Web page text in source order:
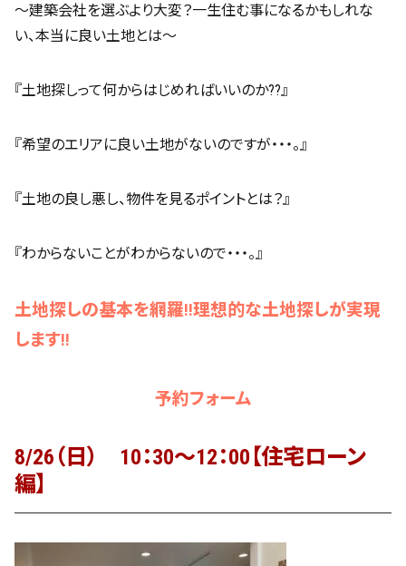
～建築会社を選ぶより大変？一生住む事になるかもしれな
い、本当に良い土地とは～
『土地探しって何からはじめればいいのか??』
『希望のエリアに良い土地がないのですが・・・。』
『土地の良し悪し、物件を見るポイントとは？』
『わからないことがわからないので・・・。』
土地探しの基本を網羅!!理想的な土地探しが実現
します!!
予約フォーム
8/26（日） 10：30～12：00【住宅ローン
編】